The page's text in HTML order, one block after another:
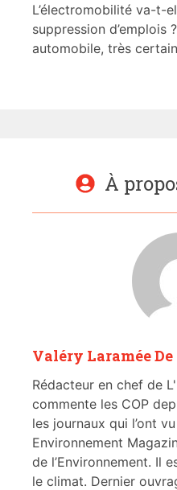
L’électromobilité va-t-
suppression d’emplois
automobile, très
À
Valéry Laramée
Rédacteur en chef de
commente les COP
les journaux qui l’ont
Environnement
de l’Environnement. Il
le climat. Dernier